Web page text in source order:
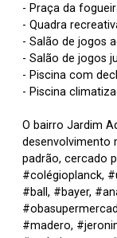
- Praça da
- Quadra
- Salão de jogos
- Salão de jogos
- Piscina com
- Piscina
O bairro Jardim
desenvolvimento
padrão, cercado
#colégioplanck,
#ball, #bayer,
#madero,